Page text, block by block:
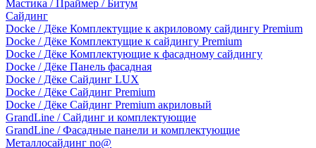
Мастика / Праймер / Битум
Сайдинг
Docke / Дёке Комплектущие к акриловому сайдингу Premium
Docke / Дёке Комплектущие к сайдингу Premium
Docke / Дёке Комплектующие к фасадному сайдингу
Docke / Дёке Панель фасадная
Docke / Дёке Сайдинг LUX
Docke / Дёке Сайдинг Premium
Docke / Дёке Сайдинг Premium акриловый
GrandLine / Сайдинг и комплектующие
GrandLine / Фасадные панели и комплектующие
Металлосайдинг no@